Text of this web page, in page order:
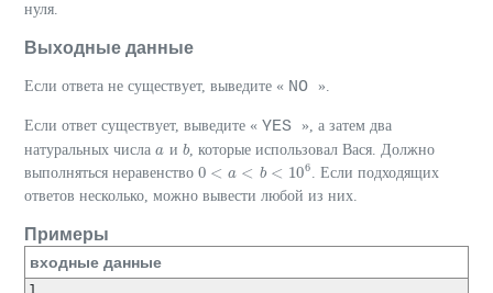
нуля.
Выходные данные
Если ответа не существует, выведите « NO ».
Если ответ существует, выведите « YES
», а затем два
натуральных числа a
a и b
b, которые использовал Вася. Должно
выполняться неравенство 0 < a < b < 106
0 <a <b <106
. Если подходящих
ответов несколько, можно вывести любой из них.
Примеры
входные данные